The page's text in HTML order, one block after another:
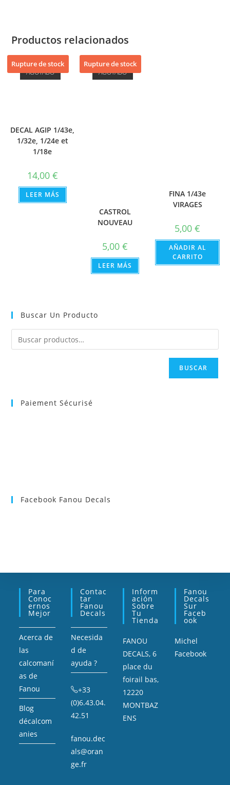
Productos relacionados
Rupture de stock
AGOTADO
DECAL AGIP 1/43e,
1/32e, 1/24e et
1/18e
14,00 €
LEER MÁS
Rupture de stock
AGOTADO
CASTROL
NOUVEAU
5,00 €
LEER MÁS
FINA 1/43e
VIRAGES
5,00€
AÑADIR AL
CARRITO
Buscar Un Producto
BUSCAR
Paiement Sécurisé
Facebook Fanou Decals
Para
Conoc
Ernos
Mejor
Acerca de
las
calcomaní
as de
Fanou
Blog
décalcom
anies
Contac
Tar
Fanou
Decals
Necesida
d de
ayuda ?
+33
(0)6.43.04.
42.51
fanou.dec
als@oran
ge.fr
Inform
Ación
Sobre
Tu
Tienda
FANOU
DECALS, 6
place du
foirail bas,
12220
MONTBAZ
ENS
Fanou
Decals
Sur
Faceb
Ook
Michel
Facebook